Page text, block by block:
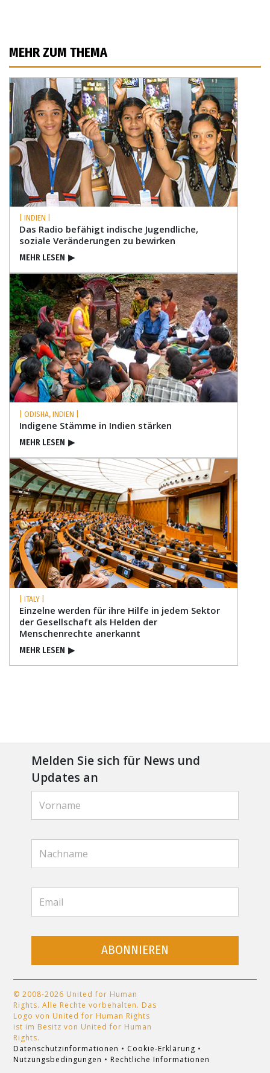
MEHR ZUM THEMA
| INDIEN |
Das Radio befähigt indische Jugendliche,
soziale Veränderungen zu bewirken
MEHR LESEN ▶
| ODISHA, INDIEN |
Indigene Stämme in Indien stärken
MEHR LESEN ▶
| ITALY |
Einzelne werden für ihre Hilfe in jedem Sektor
der Gesellschaft als Helden der
Menschenrechte anerkannt
MEHR LESEN ▶
Melden Sie sich für News und
Updates an
ABONNIEREN
© 2008-2026 United for Human
Rights. Alle Rechte vorbehalten. Das
Logo von United for Human Rights
ist im Besitz von United for Human
Rights.
Datenschutzinformationen • Cookie-Erklärung •
Nutzungsbedingungen • Rechtliche Informationen